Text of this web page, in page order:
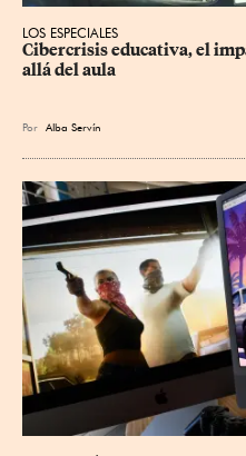
LOS ESPECIALES
Cibercrisis educativa, el
allá del aula
Por Alba Servín